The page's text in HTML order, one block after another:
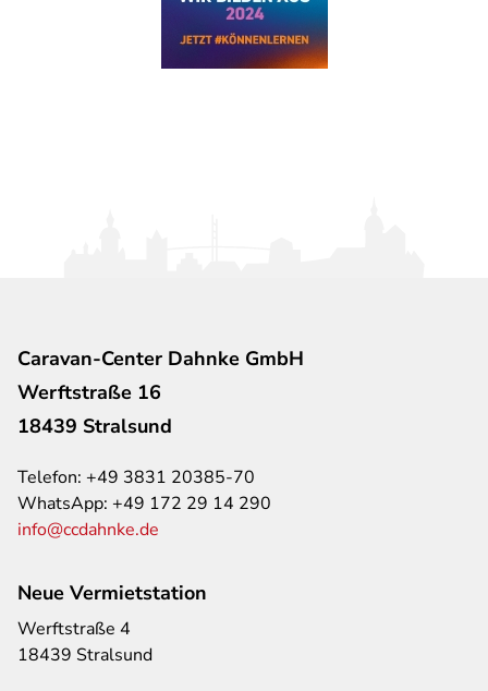
Caravan-Center Dahnke GmbH
Werftstraße 16
18439 Stralsund
Telefon: +49 3831 20385-70
WhatsApp: +49 172 29 14 290
info@ccdahnke.de
Neue Vermietstation
Werftstraße 4
18439 Stralsund